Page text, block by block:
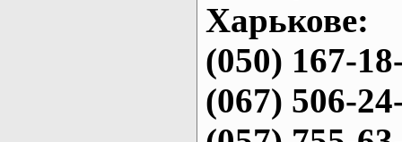
Харькове:
(050) 167-
(067) 506-